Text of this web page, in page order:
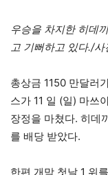
우승을 차지한 히데
고 기뻐하고 있다./사
총상금 1150 만달러
스가 11 일 (일) 마쓰
장정을 마쳤다. 히데
를 배당 받았다.
한편 개막 첫날 1 위